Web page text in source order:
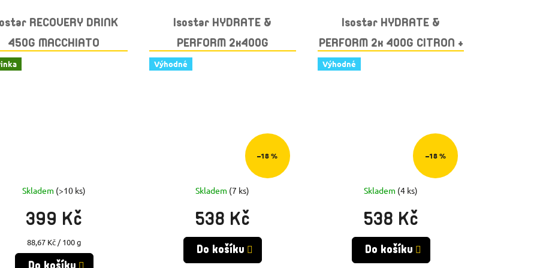
RECOVERY DRINK
450G MACCHIATO
Skladem (>10 ks)
399 Kč
Měrná
cena:
88,67 Kč / 100 g
Isostar HYDRATE &
PERFORM 2x400G
GRAPEFRUIT + BIDON
Výhodné
–18 %
Skladem (7 ks)
538 Kč
Do košíku
Isostar HYDRATE &
PERFORM 2x 400G CITRON +
BIDON GRATIS
Výhodné
–18 %
Skladem (4 ks)
538 Kč
Do košíku